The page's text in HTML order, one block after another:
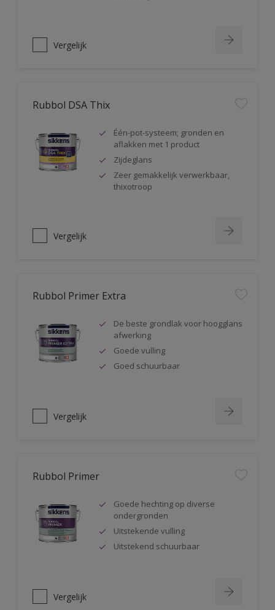
Vergelijk
Rubbol DSA Thix
Één-pot-systeem; gronden en
aflakken met 1 product
Zijdeglans
Zeer gemakkelijk verwerkbaar,
thixotroop
Vergelijk
Rubbol Primer Extra
De beste grondlak voor hoogglans
afwerking
Goede vulling
Goed schuurbaar
Vergelijk
Rubbol Primer
Goede hechting op diverse
ondergronden
Uitstekende vulling
Uitstekend schuurbaar
Vergelijk